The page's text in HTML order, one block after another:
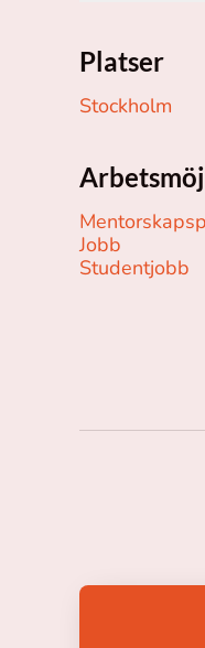
Platser
Stockholm
Jobb
Studentjobb